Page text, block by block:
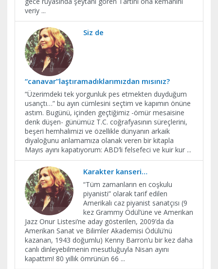
veriy ...
Siz de
“canavar”laştıramadıklarımızdan mısınız?
“Üzerimdeki tek yorgunluk pes etmekten duyduğum
usançtı…” bu ayın cümlesini seçtim ve kapımın önüne
astım. Bugünü, içinden geçtiğimiz -ömür mesaisine
denk düşen- günümüz T.C. coğrafyasının süreçlerini,
beşeri hemhalimizi ve özellikle dünyanın arkaik
diyaloğunu anlamamıza olanak veren bir kitapla
Mayıs ayını kapatıyorum: ABD’li felsefeci ve kuir kur ...
Karakter kanseri…
“Tüm zamanların en coşkulu
piyanisti” olarak tarif edilen
Amerikalı caz piyanist sanatçısı (9
kez Grammy Ödül’üne ve Amerikan
Jazz Onur Listesi’ne aday gösterilen, 2009’da da
Amerikan Sanat ve Bilimler Akademisi Ödülü’nü
kazanan, 1943 doğumlu) Kenny Barron’u bir kez daha
canlı dinleyebilmenin mesutluğuyla Nisan ayını
kapattım! 80 yıllık ömrünün 66 ...